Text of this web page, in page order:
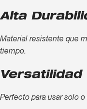
Alta
Material resistente que
tiempo.
Versatilidad
Perfecto para usar solo